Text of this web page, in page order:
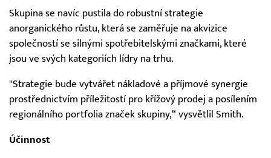
Skupina se navíc pustila do robustní strategie
anorganického růstu, která se zaměřuje na akvizice
společností se silnými spotřebitelskými značkami, které
jsou ve svých kategoriích lídry na trhu.
"Strategie bude vytvářet nákladové a příjmové synergie
prostřednictvím příležitostí pro křížový prodej a posílením
regionálního portfolia značek skupiny,“ vysvětlil Smith.
Účinnost